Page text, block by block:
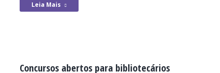
Leia Mais
Concursos abertos para bibliotecários